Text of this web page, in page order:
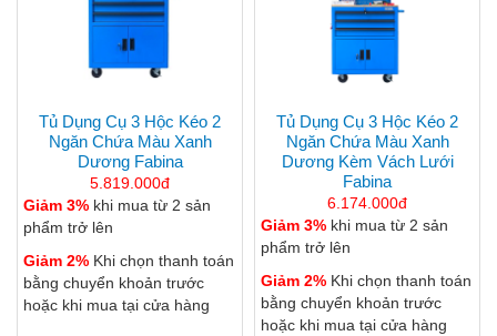
Tủ Dụng Cụ 3 Hộc Kéo 2
Ngăn Chứa Màu Xanh
Dương Fabina
5.819.000đ
Giảm 3% khi mua từ 2 sản
phẩm trở lên
Giảm 2% Khi chọn thanh toán
bằng chuyển khoản trước
hoặc khi mua tại cửa hàng
Tủ Dụng Cụ 3 Hộc Kéo 2
Ngăn Chứa Màu Xanh
Dương Kèm Vách Lưới
Fabina
6.174.000đ
Giảm 3% khi mua từ 2 sản
phẩm trở lên
Giảm 2% Khi chọn thanh toán
bằng chuyển khoản trước
hoặc khi mua tại cửa hàng